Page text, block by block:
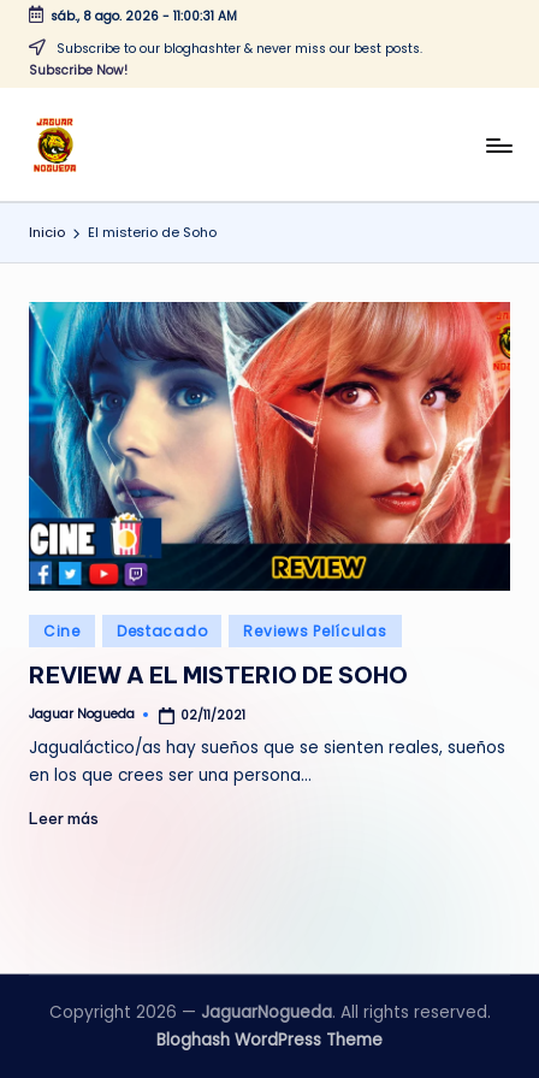
Saltar
sáb., 8 ago. 2026- 11:00:32 AM
Subscribe to our bloghashter & never miss our best posts.
Subscribe Now!
J
a
g
a
r
N
o
g
u
e
d
a
CONTENIDO
Inicio El misterio de Soho
Publicado
en
Cine Destacado Reviews Películas
REVIEW A EL MISTERIO DE SOHO
Publicado
Jaguar Nogueda 02/11/2021
Jagualáctico/as hay sueños que se sienten reales, sueños
en los que crees ser una persona…
Leer más
Copyright 2026 — JaguarNogueda. All rights reserved.
Bloghash WordPress Theme